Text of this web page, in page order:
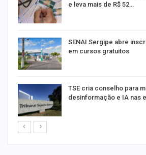
e leva mais de R$ 52…
SENAI Sergipe abre
em cursos gratuitos
TSE cria conselho para
desinformação e IA nas